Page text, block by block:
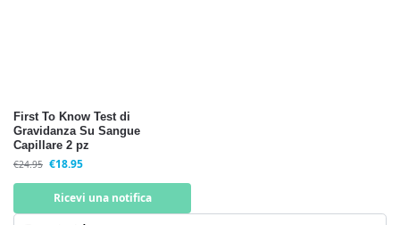
First To Know Test di
Gravidanza Su Sangue
Capillare 2 pz
€24.95 €18.95
Ricevi una notifica